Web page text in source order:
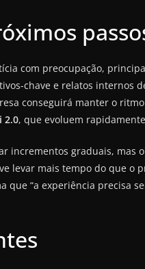
com preocupação,
chave e relatos internos
conseguirá manter o
2.0, que evoluem
incrementos graduais, mas
levar mais tempo do que o
que “a experiência precisa